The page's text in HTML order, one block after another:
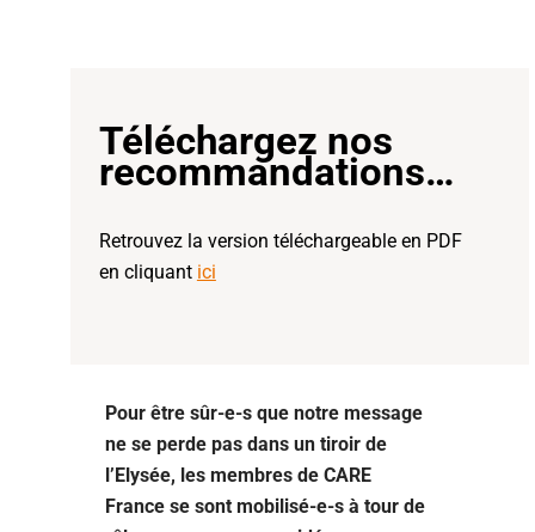
Téléchargez nos
recommandations…
Retrouvez la version téléchargeable en PDF
en cliquant ici
Pour être sûr-e-s que notre message
ne se perde pas dans un tiroir de
l’Elysée, les membres de CARE
France se sont mobilisé-e-s à tour de